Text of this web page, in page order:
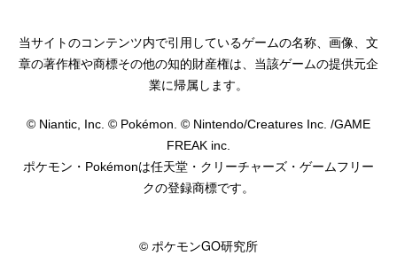
当サイトのコンテンツ内で引用しているゲームの名称、画像、文
章の著作権や商標その他の知的財産権は、当該ゲームの提供元企
業に帰属します。
© Niantic, Inc. © Pokémon. © Nintendo/Creatures Inc. /GAME
FREAK inc.
ポケモン・Pokémonは任天堂・クリーチャーズ・ゲームフリー
クの登録商標です。
© ポケモンGO研究所